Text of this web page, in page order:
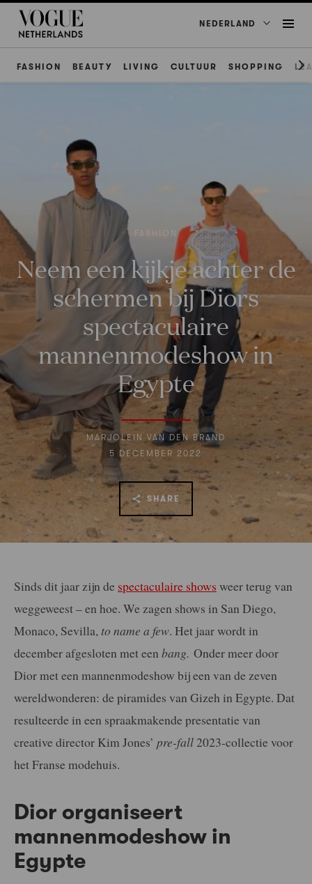
NEDERLAND
FASHION BEAUTY LIVING CULTUUR SHOPPING
FASHION
Neem een kijkje achter de
schermen bij Diors
spectaculaire
mannenmodeshow in
Egypte
MARJOLEIN VAN DEN BRAND
5 DECEMBER 2022
SHARE
Sinds dit jaar zijn de spectaculaire shows weer terug van
weggeweest – en hoe. We zagen shows in San Diego,
Monaco, Sevilla,to name a few. Het jaar wordt in
december afgesloten met een bang. Onder meer door
Dior met een mannenmodeshow bij een van de zeven
wereldwonderen: de piramides van Gizeh in Egypte. Dat
resulteerde in een spraakmakende presentatie van
creative director Kim Jones’ pre-fall2023-collectie voor
het Franse modehuis.
Dior organiseert
mannenmodeshow in
Egypte